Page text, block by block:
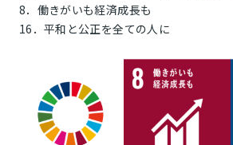
8．働きがいも経済成長も
16．平和と公正を全ての人に